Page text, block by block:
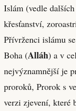
Islám (vedle
křesťanství,
Přívrženci islámu
Boha (Alláh) a v
nejvýznamnější je
proroků, Prorok s
verzi zjevení, které